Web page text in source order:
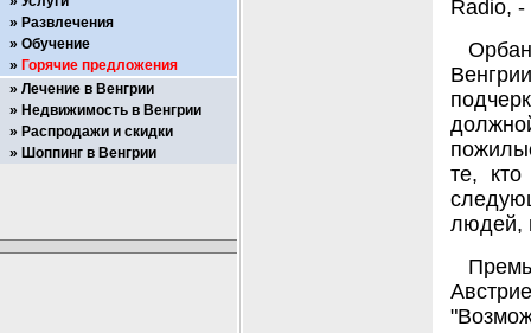
Radio,
те,
людей,
Развлечения
Обучение
Горячие предложения
Лечение в Венгрии
Недвижимость в Венгрии
Распродажи и скидки
Шоппинг в Венгрии